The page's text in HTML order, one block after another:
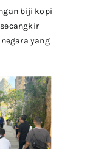
biji kopi
yang